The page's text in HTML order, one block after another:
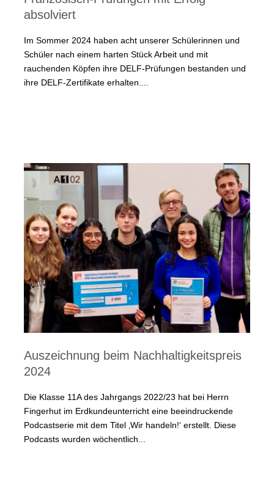
absolviert
Im Sommer 2024 haben acht unserer Schülerinnen und
Schüler nach einem harten Stück Arbeit und mit
rauchenden Köpfen ihre DELF-Prüfungen bestanden und
ihre DELF-Zertifikate erhalten....
Auszeichnung beim Nachhaltigkeitspreis
2024
Die Klasse 11A des Jahrgangs 2022/23 hat bei Herrn
Fingerhut im Erdkundeunterricht eine beeindruckende
Podcastserie mit dem Titel ‚Wir handeln!‘ erstellt. Diese
Podcasts wurden wöchentlich...